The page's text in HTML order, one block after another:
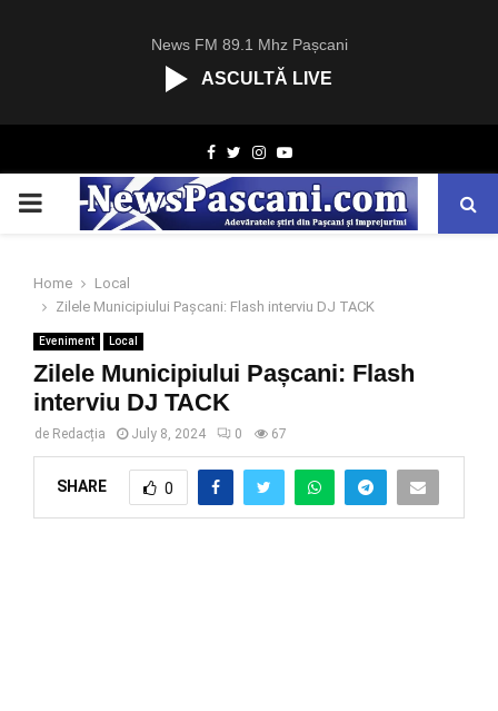
News FM 89.1 Mhz Pașcani
ASCULTĂ LIVE
Facebook
TwitterInstagram
Youtube
PRIMARY
Home
Local
Zilele Municipiului Pașcani: Flash interviu DJ TACK
Eveniment Local
Zilele Municipiului Pașcani: Flash
interviu DJ TACK
de Redacția July 8, 2024 0 67
SHARE 0